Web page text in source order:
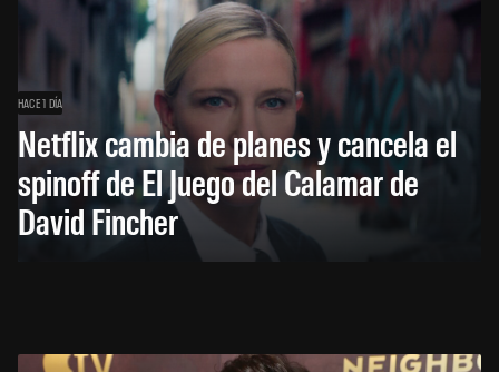
HACE 1 DÍA
Netflix cambia de planes y cancela el
spinoff de El Juego del Calamar de
David Fincher